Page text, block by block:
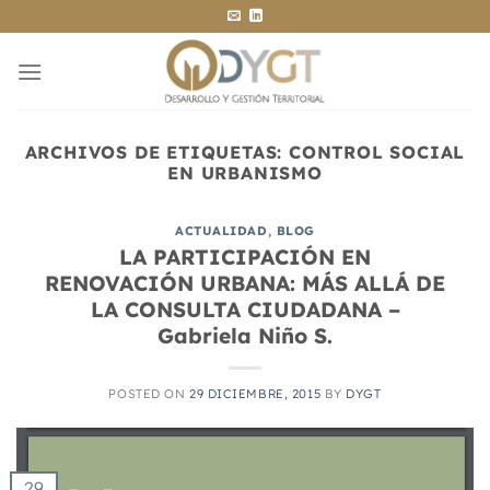
al
contenido
ARCHIVOS DE ETIQUETAS:CONTROL SOCIAL
EN URBANISMO
ACTUALIDAD, BLOG
LA PARTICIPACIÓN EN
RENOVACIÓN URBANA: MÁS ALLÁ DE
LA CONSULTA CIUDADANA –
Gabriela Niño S.
POSTED ON 29 DICIEMBRE, 2015 BY DYGT